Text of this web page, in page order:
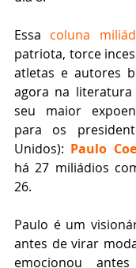
Essa coluna
patriota, torce
atletas e autores
agora na literatura
seu maior
para os
Unidos): Paulo
há 27 miliádios
26.
Paulo é um
antes de virar
emocionou